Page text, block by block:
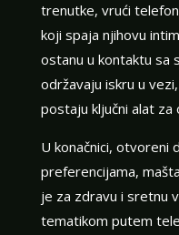
trenutke, vrući
koji spaja njihovu
ostanu u kontaktu sa
održavaju iskru u
postaju ključni alat za
U konačnici, otvoreni
preferencijama,
je za zdravu i sretnu
tematikom putem